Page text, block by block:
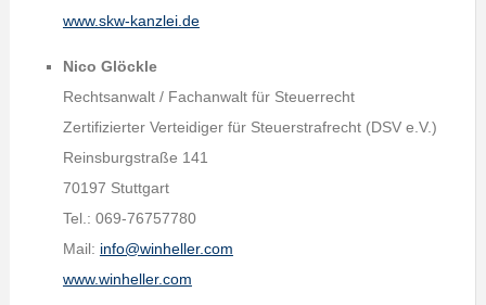
www.skw-kanzlei.de
Nico Glöckle
Rechtsanwalt / Fachanwalt für Steuerrecht
Zertifizierter Verteidiger für Steuerstrafrecht (DSV e.V.)
Reinsburgstraße 141
70197 Stuttgart
Tel.: 069-76757780
Mail: info@winheller.com
www.winheller.com